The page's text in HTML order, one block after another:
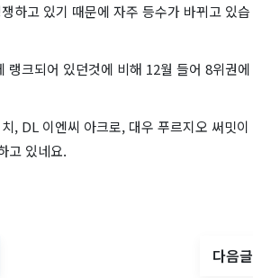
하고 있기 때문에 자주 등수가 바뀌고 있습
크되어 있던것에 비해 12월 들어 8위권에
, DL 이엔씨 아크로, 대우 푸르지오 써밋이
고 있네요.
다음글